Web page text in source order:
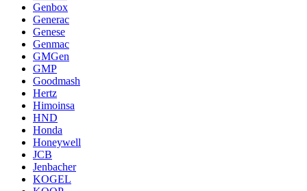
Genbox
Generac
Genese
Genmac
GMGen
GMP
Goodmash
Hertz
Himoinsa
HND
Honda
Honeywell
JCB
Jenbacher
KOGEL